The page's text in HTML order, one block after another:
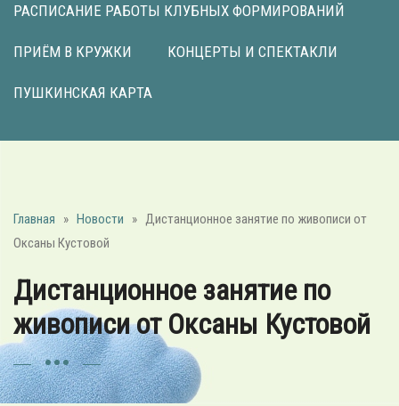
РАСПИСАНИЕ РАБОТЫ КЛУБНЫХ ФОРМИРОВАНИЙ
ПРИЁМ В КРУЖКИ КОНЦЕРТЫ И СПЕКТАКЛИ
ПУШКИНСКАЯ КАРТА
Главная » Новости » Дистанционное занятие по живописи от
Оксаны Кустовой
Дистанционное занятие по
живописи от Оксаны Кустовой